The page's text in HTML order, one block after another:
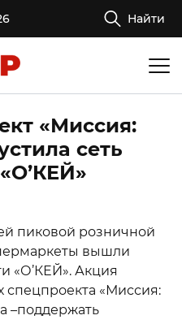
Найти
«Миссия:
сеть
пиковой розничной
вышли
«О’КЕЙ». Акция
спецпроекта «Миссия:
–поддержать